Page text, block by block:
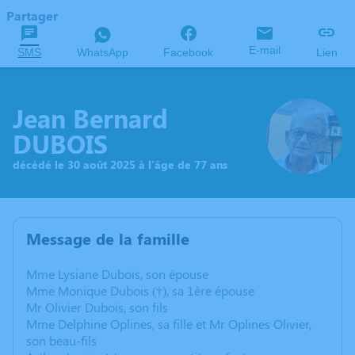
Partager
SMS WhatsApp Facebook E-mail Lien
Jean Bernard
DUBOIS
décédé le 30 août 2025 à l'âge de 77 ans
Message de la famille
Mme Lysiane Dubois, son épouse
Mme Monique Dubois (†), sa 1ère épouse
Mr Olivier Dubois, son fils
Mme Delphine Oplines, sa fille et Mr Oplines Olivier,
son beau-fils